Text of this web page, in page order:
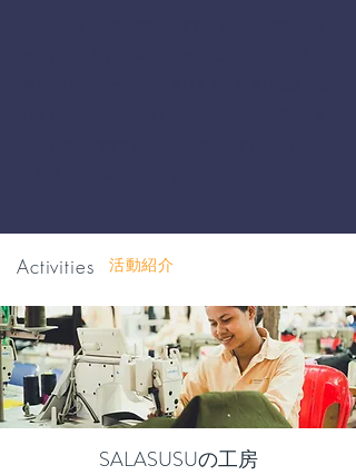
Activities 活動紹介
SALASUSUの工房